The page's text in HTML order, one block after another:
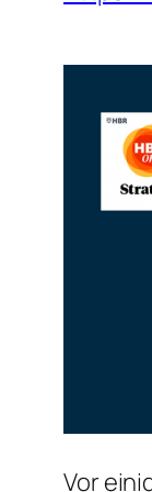
Vor